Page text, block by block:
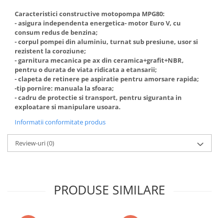
Caracteristici constructive motopompa MPG80:
- asigura independenta energetica- motor Euro V, cu
consum redus de benzina;
- corpul pompei din aluminiu, turnat sub presiune, usor si
rezistent la coroziune;
- garnitura mecanica pe ax din ceramica+grafit+NBR,
pentru o durata de viata ridicata a etansarii;
- clapeta de retinere pe aspiratie pentru amorsare rapida;
-tip pornire: manuala la sfoara;
- cadru de protectie si transport, pentru siguranta in
exploatare si manipulare usoara.
Informatii conformitate produs
Review-uri(0)
PRODUSE SIMILARE